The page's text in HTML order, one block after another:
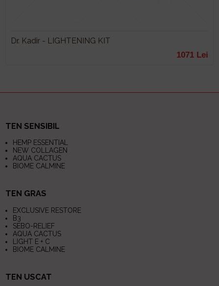
Dr. Kadir - LIGHTENING KIT
1071 Lei
TEN SENSIBIL
HEMP ESSENTIAL
NEW COLLAGEN
AQUA CACTUS
BIOME CALMINE
TEN GRAS
EXCLUSIVE RESTORE
B3
SEBO-RELIEF
AQUA CACTUS
LIGHT E + C
BIOME CALMINE
TEN USCAT